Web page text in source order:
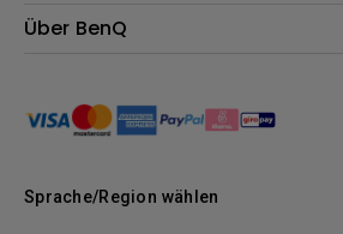
Webcams
Reparaturservice
BenQ Blog
Für Unternehmen
Über BenQ
Nachhaltigkeit
News
Sprache/Region wählen